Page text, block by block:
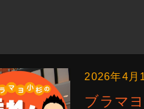
2026年4月
ブラマ